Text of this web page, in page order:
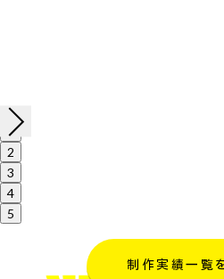
1
2
3
4
5
制作実績一覧